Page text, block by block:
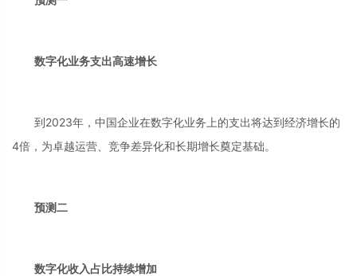
数字化业务支出高速增长
到2023年，中国企业在数字化业务上的支出将达到经济增长的
4倍，为卓越运营、竞争差异化和长期增长奠定基础。
预测二
数字化收入占比持续增加